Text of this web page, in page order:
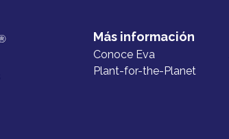
Más información
Conoce Eva
Plant-for-the-Planet